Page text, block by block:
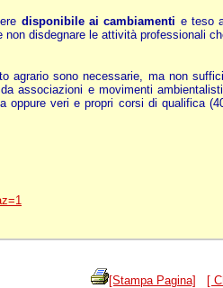
disponibile ai cambiamenti e teso
non disdegnare le attività professionali
agrario sono necessarie, ma non
associazioni e movimenti
veri e propri corsi di qualifica
[Stampa Pagina] [